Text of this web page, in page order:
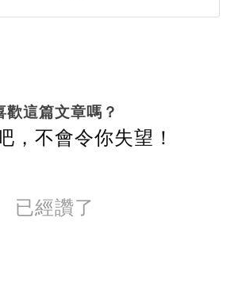
歡這篇文章嗎？
，不會令你失望！
已經讚了